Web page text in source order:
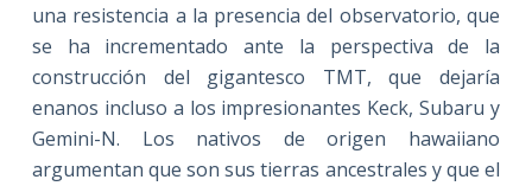
una resistencia a la presencia del observatorio, que
se ha incrementado ante la perspectiva de la
construcción del gigantesco TMT, que dejaría
enanos incluso a los impresionantes Keck, Subaru y
Gemini-N. Los nativos de origen hawaiiano
argumentan que son sus tierras ancestrales y que el